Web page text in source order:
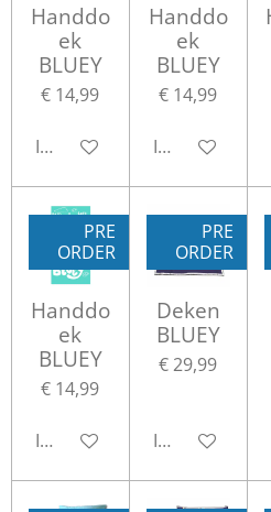
Handdo
ek
BLUEY
€ 14,99
In winkelwagen
Handdo
ek
BLUEY
€ 14,99
In
PRE
ORDER
Handdo
ek
BLUEY
€ 14,99
In winkelwagen
PRE
ORDER
Deken
BLUEY
€ 29,99
In